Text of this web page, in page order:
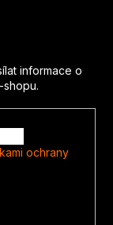
informace o
ochrany